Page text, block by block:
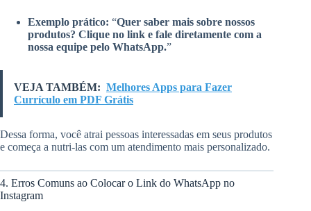
Exemplo prático: “Quer saber mais sobre nossos
produtos? Clique no link e fale diretamente com a
nossa equipe pelo WhatsApp.”
VEJA TAMBÉM: Melhores Apps para Fazer
Currículo em PDF Grátis
Dessa forma, você atrai pessoas interessadas em seus produtos
e começa a nutri-las com um atendimento mais personalizado.
4. Erros Comuns ao Colocar o Link do WhatsApp no
Instagram